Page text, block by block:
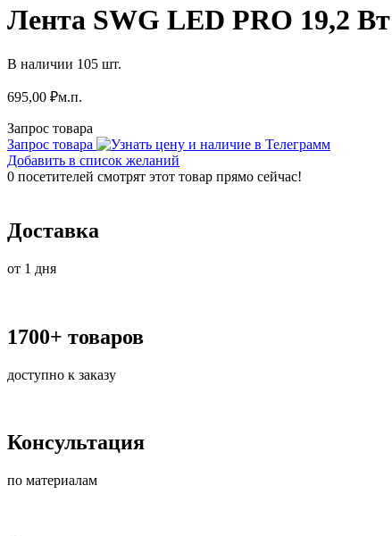
Лента SWG LED PRO 19,2
В наличии 105 шт.
695,00 ₽м.п.
Запрос товара
Запрос товара
Добавить в список желаний
0 посетителей смотрят этот товар прямо сейчас!
Доставка
от 1 дня
1700+ товаров
доступно к заказу
Консультация
по материалам